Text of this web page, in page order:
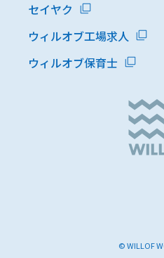
セイヤク
ウィルオブ工場求人
ウィルオブ保育士
© WILLOF